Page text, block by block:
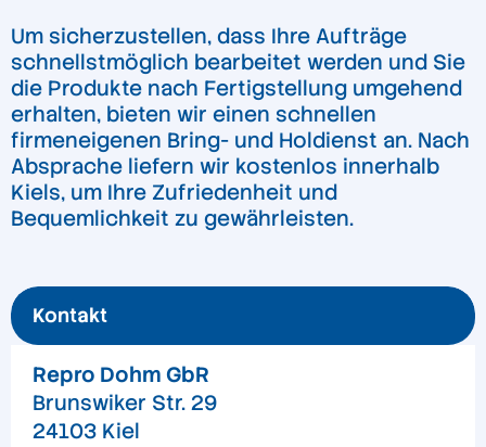
Um sicherzustellen, dass Ihre Aufträge
schnellstmöglich bearbeitet werden und Sie
die Produkte nach Fertigstellung umgehend
erhalten, bieten wir einen schnellen
firmeneigenen Bring- und Holdienst an. Nach
Absprache liefern wir kostenlos innerhalb
Kiels, um Ihre Zufriedenheit und
Bequemlichkeit zu gewährleisten.
Kontakt
Repro Dohm GbR
Brunswiker Str. 29
24103 Kiel